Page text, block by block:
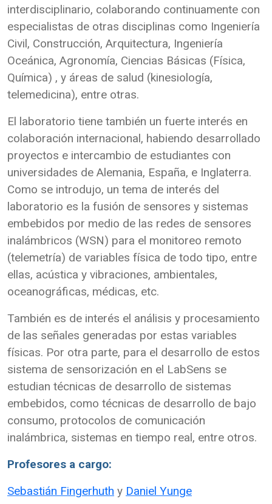
interdisciplinario, colaborando continuamente con
especialistas de otras disciplinas como Ingeniería
Civil, Construcción, Arquitectura, Ingeniería
Oceánica, Agronomía, Ciencias Básicas (Física,
Química) , y áreas de salud (kinesiología,
telemedicina), entre otras.
El laboratorio tiene también un fuerte interés en
colaboración internacional, habiendo desarrollado
proyectos e intercambio de estudiantes con
universidades de Alemania, España, e Inglaterra.
Como se introdujo, un tema de interés del
laboratorio es la fusión de sensores y sistemas
embebidos por medio de las redes de sensores
inalámbricos (WSN) para el monitoreo remoto
(telemetría) de variables física de todo tipo, entre
ellas, acústica y vibraciones, ambientales,
oceanográficas, médicas, etc.
También es de interés el análisis y procesamiento
de las señales generadas por estas variables
físicas. Por otra parte, para el desarrollo de estos
sistema de sensorización en el LabSens se
estudian técnicas de desarrollo de sistemas
embebidos, como técnicas de desarrollo de bajo
consumo, protocolos de comunicación
inalámbrica, sistemas en tiempo real, entre otros.
Profesores a cargo:
Sebastián Fingerhuth y Daniel Yunge